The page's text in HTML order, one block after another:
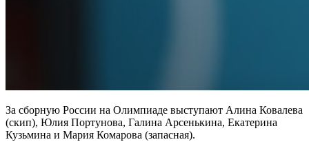
За сборную России на Олимпиаде выступают Алина Ковалева
(скип), Юлия Портунова, Галина Арсенькина, Екатерина
Кузьмина и Мария Комарова (запасная).